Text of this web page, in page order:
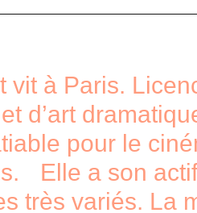
à Paris.
d’art
pour le
Elle a son
très variés. La